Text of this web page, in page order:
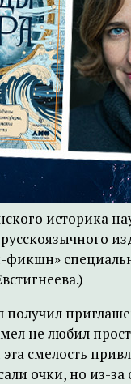
историка
фикшн»
не любил
смелость
очки, но из-